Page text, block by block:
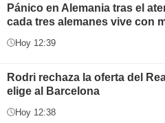
Pánico en Alemania tras el
cada tres alemanes vive con
Hoy 12:39
Rodri rechaza la oferta del
elige al Barcelona
Hoy 12:38